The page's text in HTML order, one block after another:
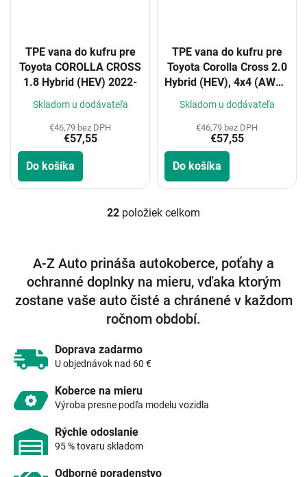
TPE vana do kufru pre
Toyota COROLLA CROSS
1.8 Hybrid (HEV) 2022-
Skladom u dodávateľa
€46,79 bez DPH
€57,55
Do košíka
TPE vana do kufru pre
Toyota Corolla Cross 2.0
Hybrid (HEV), 4x4 (AWD),
Skladom u dodávateľa
€46,79 bez DPH
€57,55
Do košíka
O
á
d
a
c
i
e
v
22 položiek celkom
A-Z Auto prináša autokoberce, poťahy a
ochranné doplnky na mieru, vďaka ktorým
zostane vaše auto čisté a chránené v každom
ročnom období.
Doprava zadarmo
U objednávok nad 60 €
Koberce na mieru
Výroba presne podľa modelu vozidla
Rýchle odoslanie
95 % tovaru skladom
Odborné poradenstvo